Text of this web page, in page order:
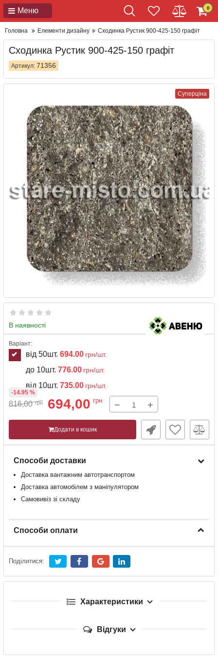
Меню 0
Головна Елементи дизайну Сходинка Рустик 900-425-150 графіт
Сходинка Рустик 900-425-150 графіт
Артикул: 71356
Суперціна
В наявності
Варіант:
від 50шт. 694.00 грн/шт.
до 10шт. 776.00 грн/шт.
від 10шт. 735.00 грн/шт.
816,00 грн 694,00 грн
-14.95 %
− +
Додати в кошик
Способи доставки
Доставка вантажним автотранспортом
Доставка автомобілем з маніпулятором
Самовивіз зі складу
Способи оплати
Поділитися:
Характеристики
Відгуки